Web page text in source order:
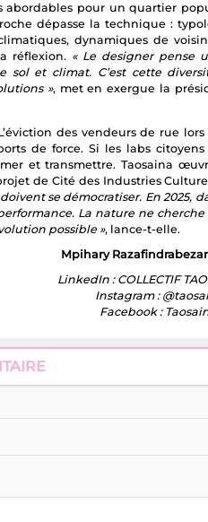
abordables pour un quartier
dépasse la technique :
dynamiques de
réflexion. « Le designer pense
sol et climat. C’est cette
», met en exergue la
des vendeurs de rue lors
de force. Si les labs citoyens
et transmettre. Taosaina
de Cité des Industries
doivent se démocratiser. En 2025,
La nature ne cherche
possible », lance-t-elle.
Mpihary
LinkedIn : COLLECTIF
Instagram :
Facebook :